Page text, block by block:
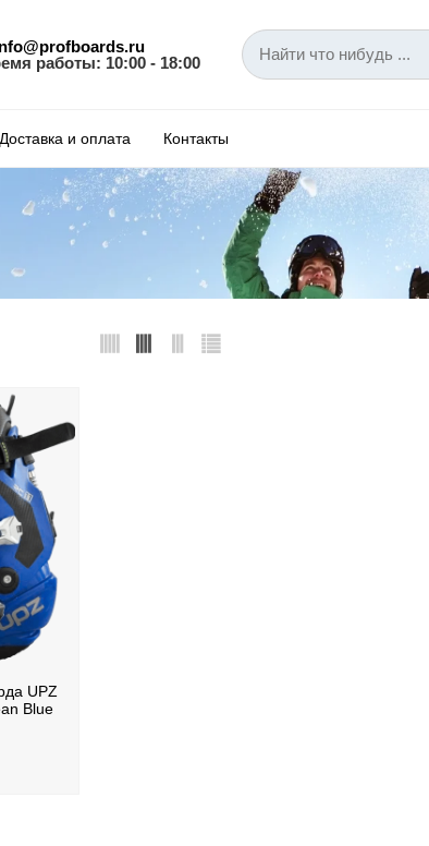
работы: 10:00 - 18:00
Доставка и оплата Контакты
UPZ
Blue